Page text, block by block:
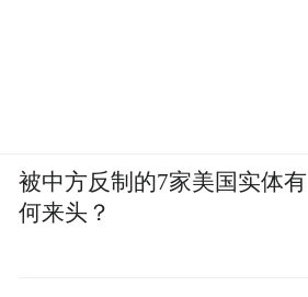
被中方反制的7家美国实体有
何来头？